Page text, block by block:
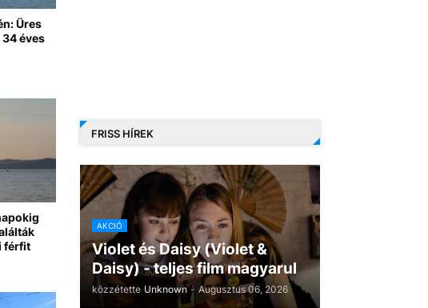
Üres
éves
férfit
FRISS HÍREK
AKCIÓ
Violet és Daisy (Violet &
Daisy) - teljes film magyarul
közzétette Unknown - Augusztus 06, 2026